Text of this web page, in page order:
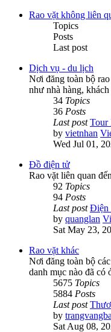
Rao vặt không liên
Topics
Posts
Last post
Dịch vụ - du lịch
Nơi đăng toàn bộ
như nhà hàng,
34 Topics
36 Posts
Last post Tour
by vietnhan
Wed Jul 01,
Đồ điện tử
Rao vặt liên quan
92 Topics
94 Posts
Last post Điện
by quanglan
Sat May 23,
Rao vặt khác
Nơi đăng toàn bộ
danh mục nào đã có
5675 Topics
5884 Posts
Last post
by
Sat Aug 08,